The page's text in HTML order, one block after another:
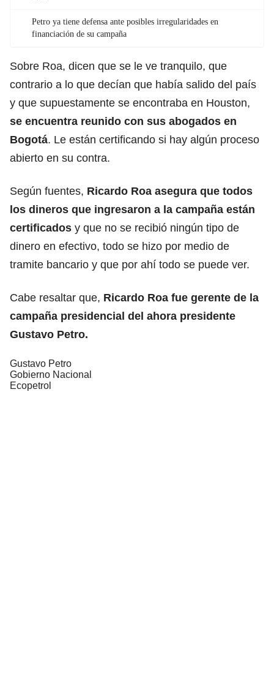
Petro ya tiene defensa ante posibles irregularidades en
financiación de su campaña
Sobre Roa, dicen que se le ve tranquilo, que
contrario a lo que decían que había salido del país
y que supuestamente se encontraba en Houston,
se encuentra reunido con sus abogados en
Bogotá. Le están certificando si hay algún proceso
abierto en su contra.
Según fuentes, Ricardo Roa asegura que todos
los dineros que ingresaron a la campaña están
certificados y que no se recibió ningún tipo de
dinero en efectivo, todo se hizo por medio de
tramite bancario y que por ahí todo se puede ver.
Cabe resaltar que, Ricardo Roa fue gerente de la
campaña presidencial del ahora presidente
Gustavo Petro.
Gustavo Petro
Gobierno Nacional
Ecopetrol